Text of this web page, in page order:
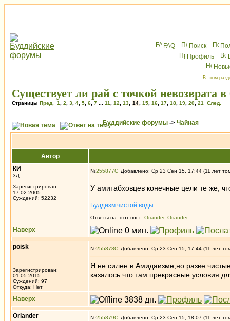
FAQ Поиск
Профиль
В этом
Существует ли рай с точкой невозврата в
Страницы Пред. 1 2 3 4 5 6 7 11 12 13 14 15 16 17 18 19 20 21 След.
Буддийские форумы -> Чайная
Автор
КИ
3Д
Зарегистрирован:
17.02.2005
Суждений: 52232
№255877 Добавлено: Ср 23 Сен 15, 17:44 (11 лет
У амитабховцев конечные цели те же,
Буддизм чистой воды
Ответы на этот пост: Oriander, Oriander
Наверх
poisk
Зарегистрирован:
01.05.2015
Суждений: 97
Откуда: Нет
№255878 Добавлено: Ср 23 Сен 15, 17:44 (11 лет
Я не силен в Амидаизме,но разве
казалось что там прекрасные условия
Наверх
Oriander №255879 Добавлено: Ср 23 Сен 15, 18:07 (11 лет